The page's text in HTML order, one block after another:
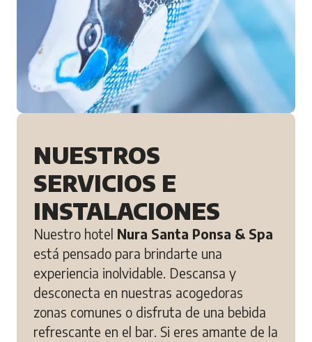
NUESTROS
SERVICIOS E
INSTALACIONES
Nuestro hotel Nura Santa Ponsa & Spa
está pensado para brindarte una
experiencia inolvidable. Descansa y
desconecta en nuestras acogedoras
zonas comunes o disfruta de una bebida
refrescante en el bar. Si eres amante de la